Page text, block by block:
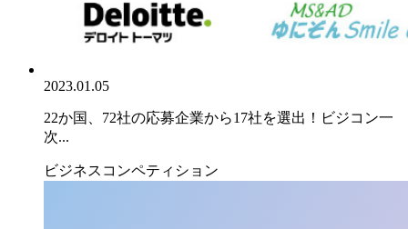
2023.01.05
22か国、72社の応募企業から17社を選出！ビジコン一
次...
ビジネスコンペティション